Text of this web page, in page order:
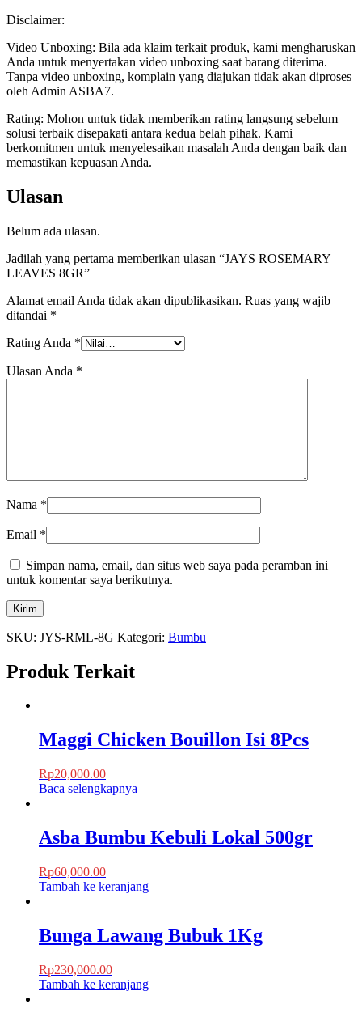
Disclaimer:
Video Unboxing: Bila ada klaim terkait produk, kami mengharuskan
Anda untuk menyertakan video unboxing saat barang diterima.
Tanpa video unboxing, komplain yang diajukan tidak akan diproses
oleh Admin ASBA7.
Rating: Mohon untuk tidak memberikan rating langsung sebelum
solusi terbaik disepakati antara kedua belah pihak. Kami
berkomitmen untuk menyelesaikan masalah Anda dengan baik dan
memastikan kepuasan Anda.
Ulasan
Belum ada ulasan.
Jadilah yang pertama memberikan ulasan “JAYS ROSEMARY
LEAVES 8GR”
Alamat email Anda tidak akan dipublikasikan. Ruas yang wajib
ditandai *
Rating Anda *
Ulasan Anda *
Nama *
Email *
Simpan nama, email, dan situs web saya pada peramban ini
untuk komentar saya berikutnya.
SKU: JYS-RML-8G Kategori: Bumbu
Produk Terkait
Maggi Chicken Bouillon Isi 8Pcs
Rp20,000.00
Baca selengkapnya
Asba Bumbu Kebuli Lokal 500gr
Rp60,000.00
Tambah ke keranjang
Bunga Lawang Bubuk 1Kg
Rp230,000.00
Tambah ke keranjang